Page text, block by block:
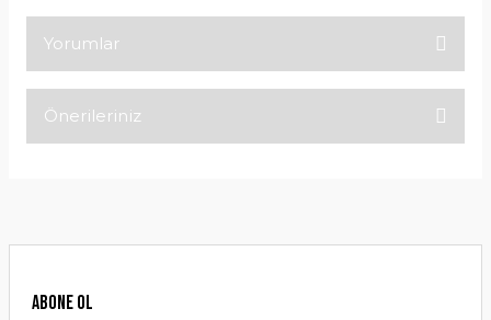
Yorumlar
Önerileriniz
Ürün resmi kalitesiz, bozuk veya görüntülenemiyor.
ABONE OL